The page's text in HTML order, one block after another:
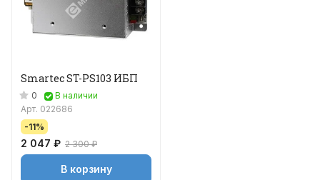
Smartec ST-PS103 ИБП
0
В наличии
Арт. 022686
-11%
2 047 ₽ 2 300 ₽
В корзину